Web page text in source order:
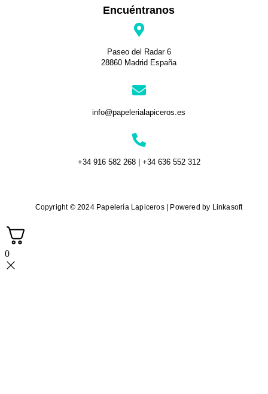
Encuéntranos
Paseo del Radar 6
28860 Madrid España
info@papelerialapiceros.es
+34 916 582 268 | +34 636 552 312
Copyright © 2024 Papelería Lapiceros | Powered by Linkasoft
0